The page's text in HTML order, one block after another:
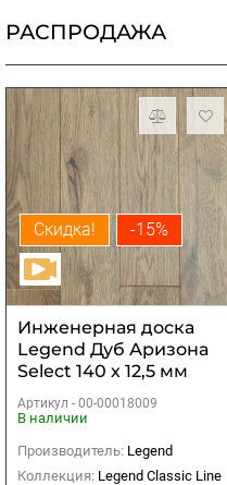
РАСПРОДАЖА
Скидка! -15%
Инженерная доска
Legend Дуб Аризона
Select 140 х 12,5 мм
Артикул - 00-00018009
В наличии
Производитель: Legend
Коллекция: Legend Classic Line